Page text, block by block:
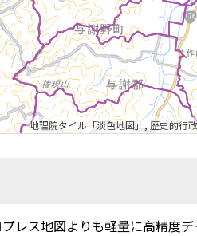
地理院タイル「淡色地図」 , 歴史的行
レス地図よりも軽量に高精度